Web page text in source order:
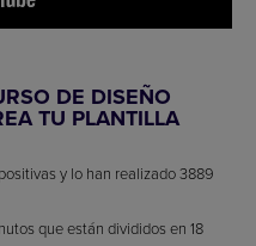
DE DISEÑO
TU PLANTILLA
y lo han realizado 3889
que están divididos en 18